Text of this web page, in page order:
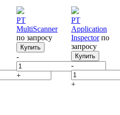
PT
MultiScanner
по запросу
Купить
-
+
PT
Application
Inspector по
запросу
Купить
-
+